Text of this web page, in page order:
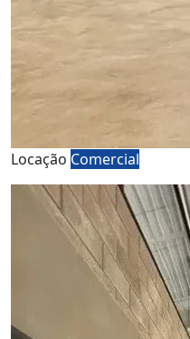
Locação Comercial